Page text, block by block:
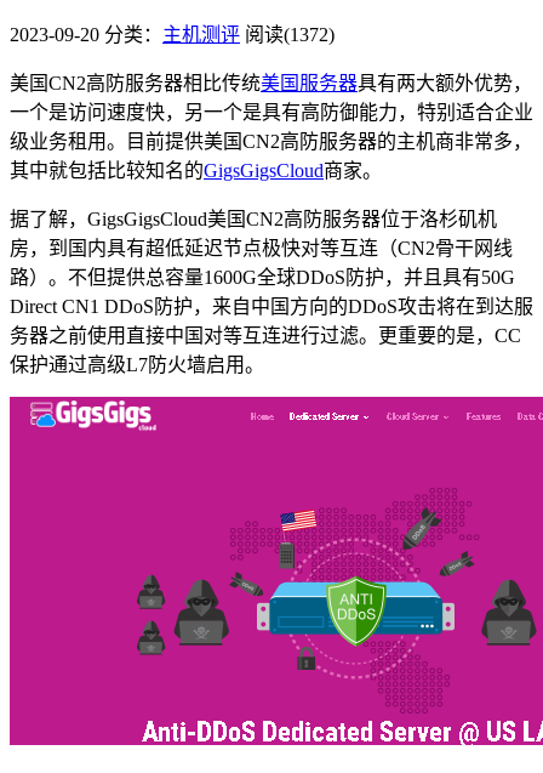
2023-09-20 分类： 主机测评 阅读(1372)
美国CN2高防服务器相比传统美国服务器具有两大额外优势，
一个是访问速度快，另一个是具有高防御能力，特别适合企业
级业务租用。目前提供美国CN2高防服务器的主机商非常多，
其中就包括比较知名的GigsGigsCloud商家。
据了解，GigsGigsCloud美国CN2高防服务器位于洛杉矶机
房，到国内具有超低延迟节点极快对等互连（CN2骨干网线
路）。不但提供总容量1600G全球DDoS防护，并且具有50G
Direct CN1 DDoS防护，来自中国方向的DDoS攻击将在到达服
务器之前使用直接中国对等互连进行过滤。更重要的是，CC
保护通过高级L7防火墙启用。